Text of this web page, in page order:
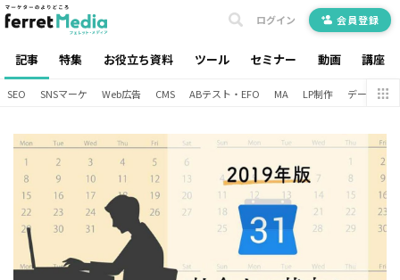
記事 特集 お役立ち資料 ツール セミナー 動画 講座
ログイン 会員登録
SEO SNSマーケ Web広告 CMS ABテスト・EFO MA LP制作 データ分析